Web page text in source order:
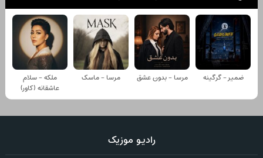
ضمیر - گرگینه مرسا - بدون عشق مرسا - ماسک
ملکه - سلام
عاشقانه (کاور)
رادیو موزیک